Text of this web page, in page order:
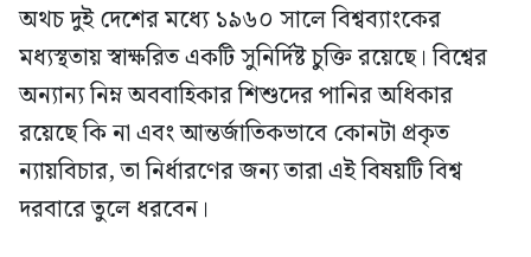
অথচ দুই দেশের মধ্যে ১৯৬০ সালে বিশ্বব্যাংকের
মধ্যস্থতায় স্বাক্ষরিত একটি সুনির্দিষ্ট চুক্তি রয়েছে। বিশ্বের
অন্যান্য নিম্ন অববাহিকার শিশুদের পানির অধিকার
রয়েছে কি না এবং আন্তর্জাতিকভাবে কোনটা প্রকৃত
ন্যায়বিচার, তা নির্ধারণের জন্য তারা এই বিষয়টি বিশ্ব
দরবারে তুলে ধরবেন।